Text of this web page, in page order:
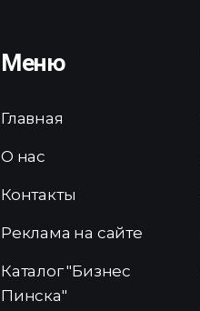
Меню
Главная
О нас
Контакты
Реклама на сайте
Каталог "Бизнес
Пинска"